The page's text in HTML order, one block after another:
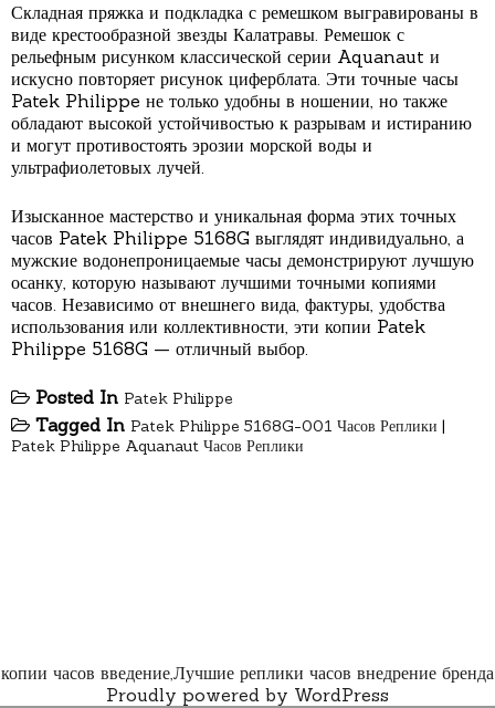
Складная пряжка и подкладка с ремешком выгравированы в
виде крестообразной звезды Калатравы. Ремешок с
рельефным рисунком классической серии Aquanaut и
искусно повторяет рисунок циферблата. Эти точные часы
Patek Philippe не только удобны в ношении, но также
обладают высокой устойчивостью к разрывам и истиранию
и могут противостоять эрозии морской воды и
ультрафиолетовых лучей.
Изысканное мастерство и уникальная форма этих точных
часов Patek Philippe 5168G выглядят индивидуально, а
мужские водонепроницаемые часы демонстрируют лучшую
осанку, которую называют лучшими точными копиями
часов. Независимо от внешнего вида, фактуры, удобства
использования или коллективности, эти копии Patek
Philippe 5168G — отличный выбор.
Posted In Patek Philippe
Tagged In Patek Philippe 5168G-001 Часов Реплики |
Patek Philippe Aquanaut Часов Реплики
копии часов введение,Лучшие реплики часов внедрение бренда
Proudly powered by WordPress